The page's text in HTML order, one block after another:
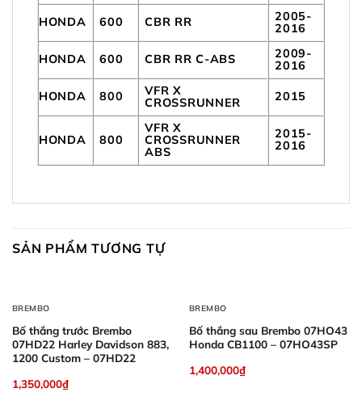
HONDA 600 CBR RR
2005-
2016
HONDA 600 CBR RR C-ABS
2009-
2016
HONDA 800
VFR X
CROSSRUNNER
2015
HONDA 800
VFR X
CROSSRUNNER
ABS
2015-
2016
SẢN PHẨM TƯƠNG TỰ
BREMBO
Bố thắng trước Brembo
07HD22 Harley Davidson 883,
1200 Custom – 07HD22
1,350,000₫
BREMBO
Bố thắng sau Brembo 07HO43
Honda CB1100 – 07HO43SP
1,400,000₫